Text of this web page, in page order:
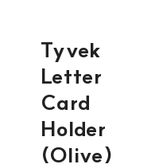
Tyvek
Letter
Card
Holder
(Olive)